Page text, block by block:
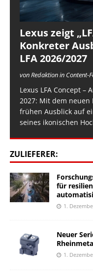
Lexus zeigt
Konkreter
LFA 2026/2027
von Redaktion in Content-
Lexus LFA Concept –
2027: Mit dem neuen
frühen Ausblick auf
seines ikonischen
ZULIEFERER:
für
1.
Neuer
1.